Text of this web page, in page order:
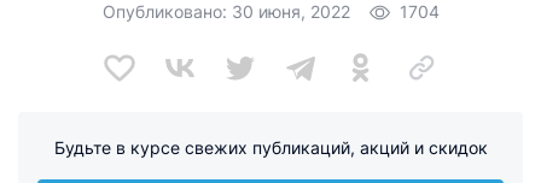
Опубликовано: 30 июня, 2022 1704
Будьте в курсе свежих публикаций, акций и скидок